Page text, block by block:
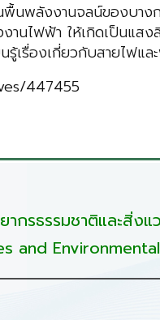
นพลังงานจลน์ของบา
านไฟฟ้า ให้เกิดเป็นแ
เรื่องเกี่ยวกับสายไฟแล
447455
ากรธรรมชาติและสิ่ง
and